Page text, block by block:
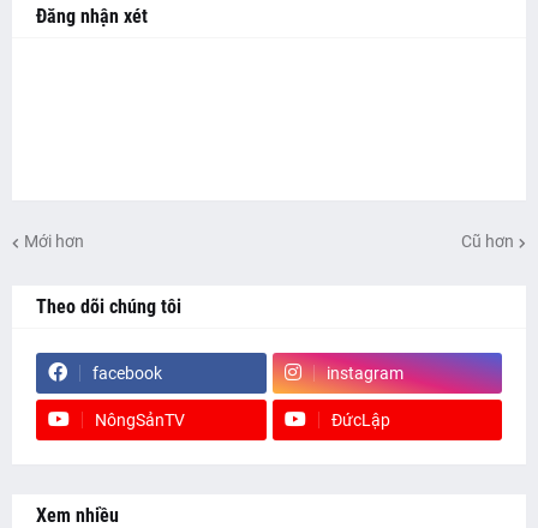
Đăng nhận xét
Mới hơn Cũ hơn
Theo dõi chúng tôi
facebook instagram
NôngSảnTV ĐứcLập
Xem nhiều